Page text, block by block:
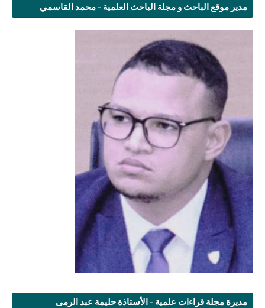
مدير موقع الباحث و مجلة الباحث العلمية - محمد القاسمي
مديرة مجلة قراءات علمية - الأستاذة حليمة عبد الرمى